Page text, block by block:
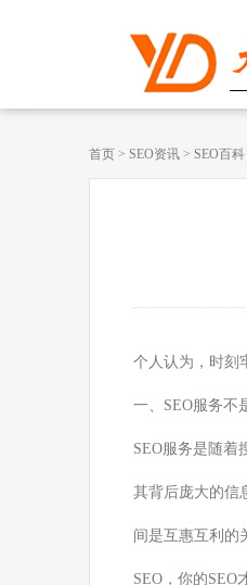
首页 > SEO资讯 > SEO百科
个人认为，时刻
一、SEO服务不
SEO服务是随着
其背后庞大的信
间是互惠互利的
SEO，你的SEO